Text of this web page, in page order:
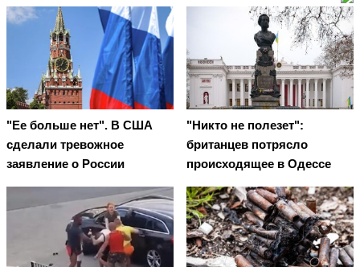
"Ее больше нет". В США
сделали тревожное
заявление о России
"Никто не полезет":
британцев потрясло
происходящее в Одессе